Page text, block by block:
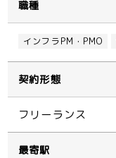
職種
インフラPM・PMO
契約形態
フリーランス
最寄駅